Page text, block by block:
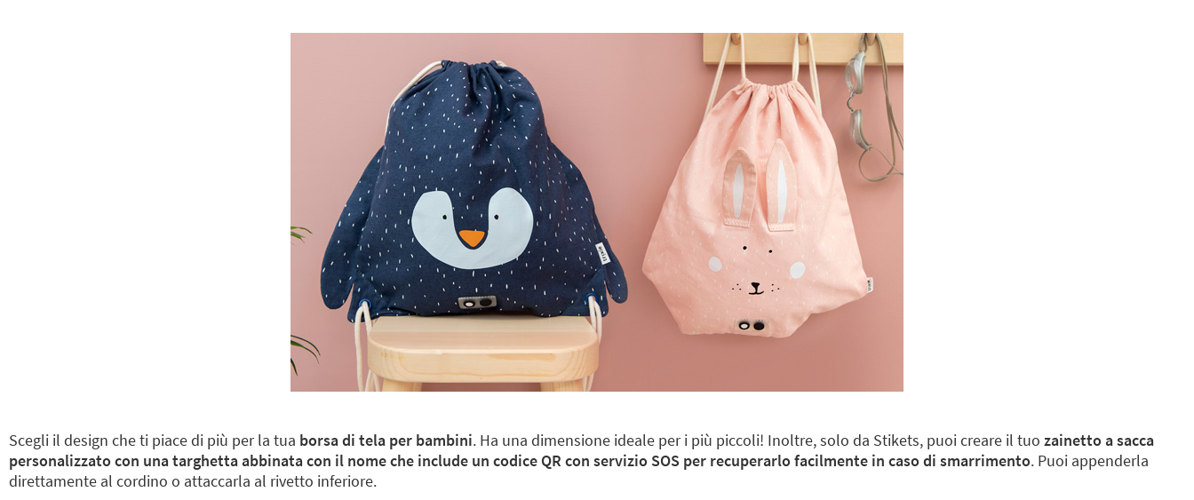
Scegli il design che ti piace di più per la tua borsa di tela per bambini. Ha una dimensione ideale per i più piccoli! Inoltre, solo da Stikets, puoi creare il tuo zainetto a sacca
personalizzato con una targhetta abbinata con il nome che include un codice QR con servizio SOS per recuperarlo facilmente in caso di smarrimento. Puoi appenderla
direttamente al cordino o attaccarla al rivetto inferiore.